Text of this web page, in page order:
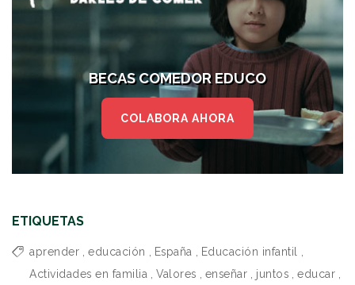
BECAS COMEDOR EDUCO
COLABORA AHORA
ETIQUETAS
aprender educación España Educación infantil
Actividades en familia
Valores enseñar juntos educar